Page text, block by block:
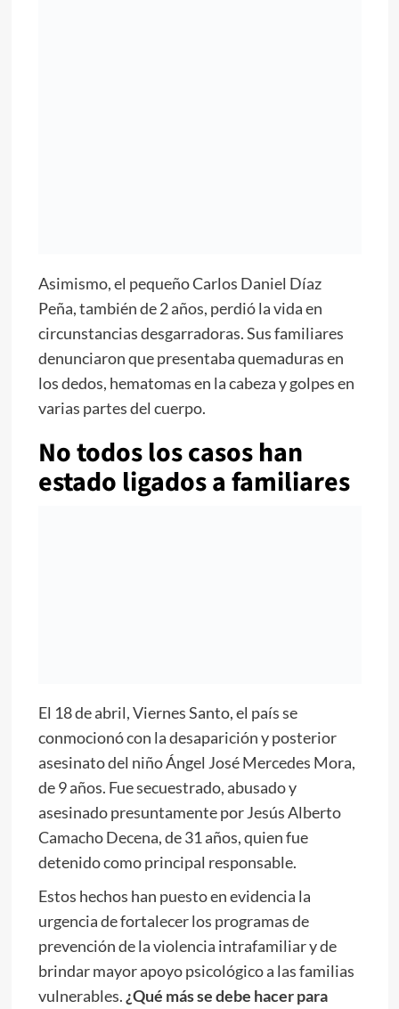
Asimismo, el pequeño Carlos Daniel Díaz
Peña, también de 2 años, perdió la vida en
circunstancias desgarradoras. Sus familiares
denunciaron que presentaba quemaduras en
los dedos, hematomas en la cabeza y golpes en
varias partes del cuerpo.
No todos los casos han
estado ligados a familiares
El 18 de abril, Viernes Santo, el país se
conmocionó con la desaparición y posterior
asesinato del niño Ángel José Mercedes Mora,
de 9 años. Fue secuestrado, abusado y
asesinado presuntamente por Jesús Alberto
Camacho Decena, de 31 años, quien fue
detenido como principal responsable.
Estos hechos han puesto en evidencia la
urgencia de fortalecer los programas de
prevención de la violencia intrafamiliar y de
brindar mayor apoyo psicológico a las familias
vulnerables. ¿Qué más se debe hacer para